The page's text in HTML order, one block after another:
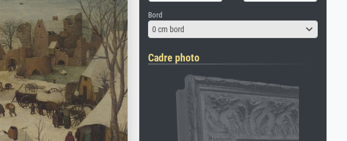
Bord
0 cm bord
Cadre photo